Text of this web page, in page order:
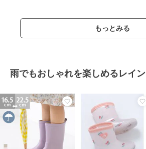
もっとみる
雨でもおしゃれを楽しめるレイ